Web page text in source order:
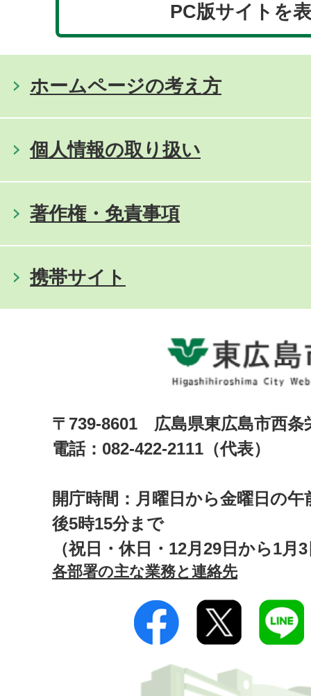
PC版サイトを
ホームページの考え方
個人情報の取り扱い
著作権・免責事項
携帯サイト
〒739-8601 広島県東広島市西
電話：082-422-2111（代表）
開庁時間：月曜日から金曜日の午
後5時15分まで
（祝日・休日・12月29日から1月
各部署の主な業務と連絡先